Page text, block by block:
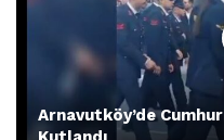
Arnavutköy’de